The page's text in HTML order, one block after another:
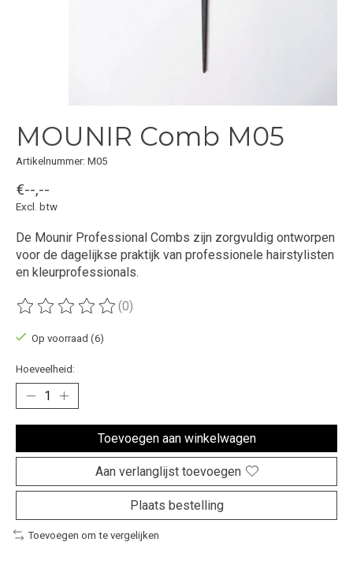
MOUNIR Comb M05
Artikelnummer: M05
€--,--
Excl. btw
De Mounir Professional Combs zijn zorgvuldig ontworpen
voor de dagelijkse praktijk van professionele hairstylisten
en kleurprofessionals.
De beoordeling van dit product is
(0)
Op voorraad (6)
Hoeveelheid:
Toevoegen aan winkelwagen
Aan verlanglijst toevoegen
Plaats bestelling
Toevoegen om te vergelijken